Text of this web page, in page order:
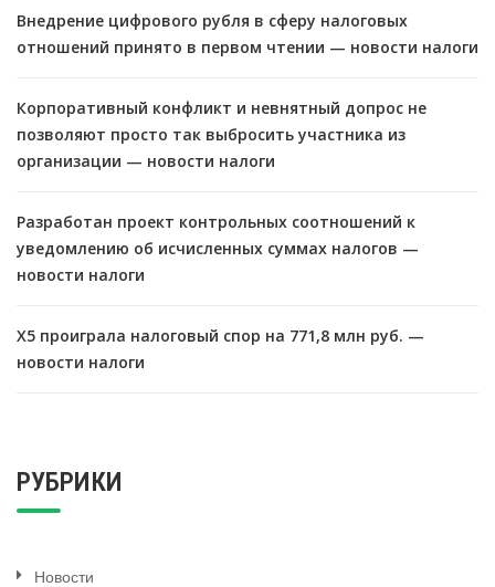
Внедрение цифрового рубля в сферу налоговых
отношений принято в первом чтении — новости налоги
Корпоративный конфликт и невнятный допрос не
позволяют просто так выбросить участника из
организации — новости налоги
Разработан проект контрольных соотношений к
уведомлению об исчисленных суммах налогов —
новости налоги
X5 проиграла налоговый спор на 771,8 млн руб. —
новости налоги
РУБРИКИ
Новости